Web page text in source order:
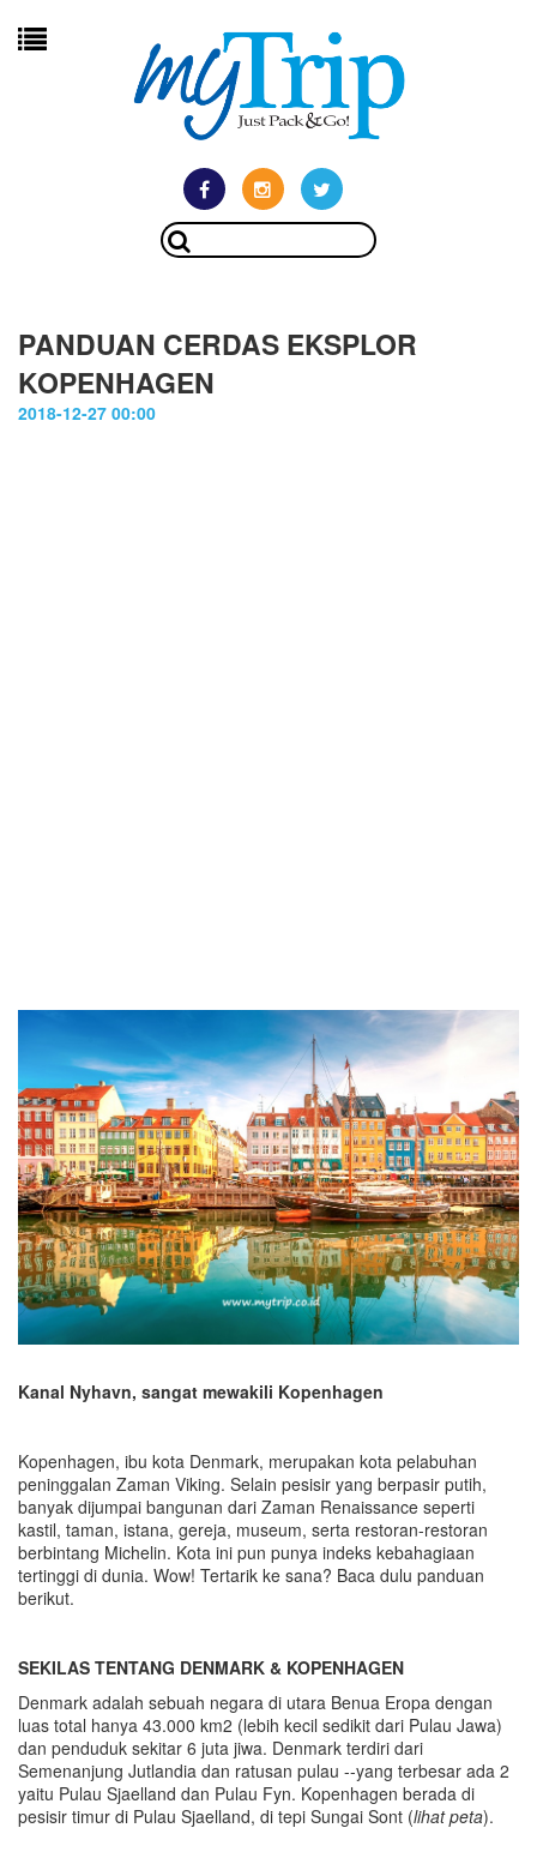
PANDUAN CERDAS EKSPLOR
KOPENHAGEN
2018-12-27 00:00
Kanal Nyhavn, sangat mewakili Kopenhagen
Kopenhagen, ibu kota Denmark, merupakan kota pelabuhan
peninggalan Zaman Viking. Selain pesisir yang berpasir putih,
banyak dijumpai bangunan dari Zaman Renaissance seperti
kastil, taman, istana, gereja, museum, serta restoran-restoran
berbintang Michelin. Kota ini pun punya indeks kebahagiaan
tertinggi di dunia. Wow! Tertarik ke sana? Baca dulu panduan
berikut.
SEKILAS TENTANG DENMARK & KOPENHAGEN
Denmark adalah sebuah negara di utara Benua Eropa dengan
luas total hanya 43.000 km2 (lebih kecil sedikit dari Pulau Jawa)
dan penduduk sekitar 6 juta jiwa. Denmark terdiri dari
Semenanjung Jutlandia dan ratusan pulau --yang terbesar ada 2
yaitu Pulau Sjaelland dan Pulau Fyn. Kopenhagen berada di
pesisir timur di Pulau Sjaelland, di tepi Sungai Sont (lihat peta).